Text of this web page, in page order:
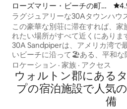
ローズマリー・ビーチの町
家・長屋
レ
ラグジュアリーな30Aタウンハウ
水プール、CART、ビーチ、食事
この豪華な別荘に滞在すれば、家
れたい場所がすべて近くにありま
30A Sandpiperは、アメリカ湾で
いビーチに沿って🏖️ある、平和な
であるエメラルドコースト・シー
ド・スピリットを完璧に表現して
🇺🇸。 30Aの向かいには、飲食店のオプ
ションがたくさんある一流のエン
イメント地区「The Big Chill」があ
ロケーション · 家族 · アクセス
ウォルトン郡にある
プの宿泊施設で人気
備